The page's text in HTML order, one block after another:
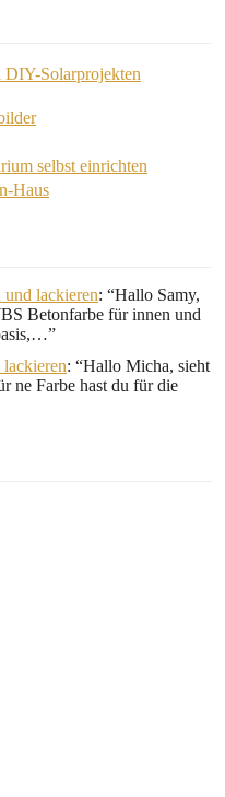
DIY-Solarprojekten
selbst einrichten
Haus
und lackieren: “Hallo Samy,
Betonfarbe für innen und
”
lackieren: “Hallo Micha, sieht
ne Farbe hast du für die